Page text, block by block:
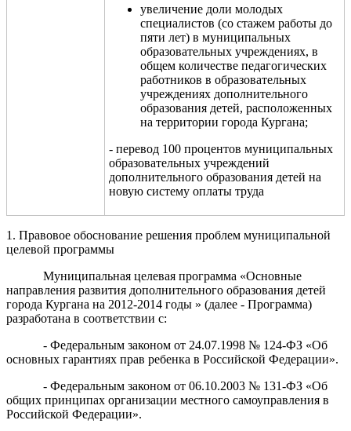
увеличение доли молодых
специалистов (со стажем работы до
пяти лет) в муниципальных
образовательных учреждениях, в
общем количестве педагогических
работников в образовательных
учреждениях дополнительного
образования детей, расположенных
на территории города Кургана;
- перевод 100 процентов муниципальных
образовательных учреждений
дополнительного образования детей на
новую систему оплаты труда
1. Правовое обоснование решения проблем муниципальной
целевой программы
Муниципальная целевая программа «Основные
направления развития дополнительного образования детей
города Кургана на 2012-2014 годы » (далее - Программа)
разработана в соответствии с:
- Федеральным законом от 24.07.1998 № 124-ФЗ «Об
основных гарантиях прав ребенка в Российской Федерации».
- Федеральным законом от 06.10.2003 № 131-ФЗ «Об
общих принципах организации местного самоуправления в
Российской Федерации».